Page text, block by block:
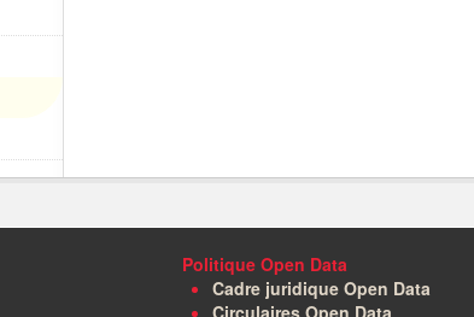
Politique Open Data
Cadre juridique Open Data
Circulaires Open Data